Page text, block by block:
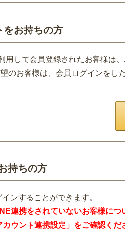
をお持ちの方
用して会員登録されたお客様は
のお客様は、会員ログインをし
持ちの方
ンすることができます。
連携をされていないお客様に
ウント連携設定」をご確認くだ